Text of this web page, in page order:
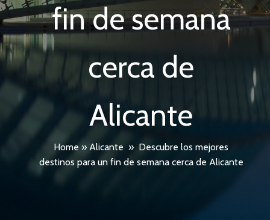
fin de semana
cerca de
Alicante
Home» Alicante » Descubre los mejores
destinos para un fin de semana cerca de Alicante